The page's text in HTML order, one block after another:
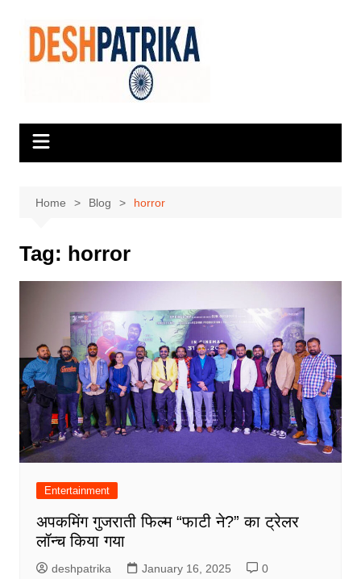
content
Home Blog horror
Tag: horror
Entertainment
अपकमिंग गुजराती फिल्म “फाटी ने?” का ट्रेलर
लॉन्च किया गया
deshpatrika January 16, 2025 0